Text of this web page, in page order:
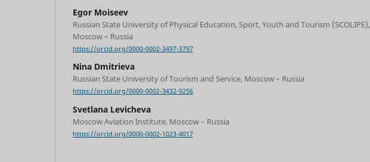
Egor Moiseev
Russian State University of Physical Education, Sport, Youth and Tourism (SCOLIPE),
Moscow – Russia
https://orcid.org/0000-0002-3497-3797
Nina Dmitrieva
Russian State University of Tourism and Service, Moscow – Russia
https://orcid.org/0000-0002-3432-9256
Svetlana Levicheva
Moscow Aviation Institute, Moscow – Russia
https://orcid.org/0000-0002-1023-4017